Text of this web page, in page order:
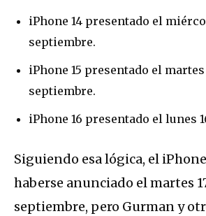
iPhone 14 presentado el
septiembre.
iPhone 15 presentado el martes
septiembre.
iPhone 16 presentado el lunes
Siguiendo esa lógica, el
haberse anunciado el martes
septiembre, pero Gurman y